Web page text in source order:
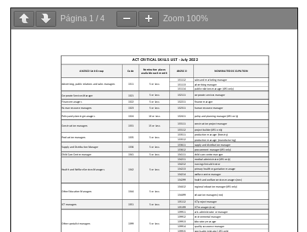
Página 1 / 4 Zoom 100%